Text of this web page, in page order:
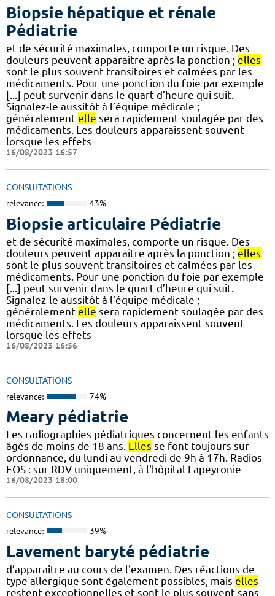
Biopsie hépatique et rénale
Pédiatrie
et de sécurité maximales, comporte un risque. Des
douleurs peuvent apparaître après la ponction ; elles
sont le plus souvent transitoires et calmées par les
médicaments. Pour une ponction du foie par exemple
[...] peut survenir dans le quart d’heure qui suit.
Signalez-le aussitôt à l’équipe médicale ;
généralement elle sera rapidement soulagée par des
médicaments. Les douleurs apparaissent souvent
lorsque les effets
16/08/2023 16:57
CONSULTATIONS
relevance: 43%
Biopsie articulaire Pédiatrie
et de sécurité maximales, comporte un risque. Des
douleurs peuvent apparaître après la ponction ; elles
sont le plus souvent transitoires et calmées par les
médicaments. Pour une ponction du foie par exemple
[...] peut survenir dans le quart d’heure qui suit.
Signalez-le aussitôt à l’équipe médicale ;
généralement elle sera rapidement soulagée par des
médicaments. Les douleurs apparaissent souvent
lorsque les effets
16/08/2023 16:56
CONSULTATIONS
relevance: 74%
Meary pédiatrie
Les radiographies pédiatriques concernent les enfants
âgés de moins de 18 ans. Elles se font toujours sur
ordonnance, du lundi au vendredi de 9h à 17h. Radios
EOS : sur RDV uniquement, à l'hôpital Lapeyronie
16/08/2023 18:00
CONSULTATIONS
relevance: 39%
Lavement baryté pédiatrie
d’apparaitre au cours de l'examen. Des réactions de
type allergique sont également possibles, mais elles
restent exceptionnelles et sont le plus souvent sans